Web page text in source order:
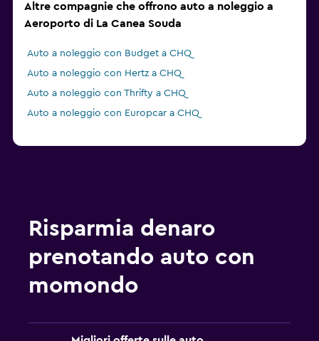
Altre compagnie che offrono auto a noleggio a
Aeroporto di La Canea Souda
Auto a noleggio con Budget a CHQ
Auto a noleggio con Hertz a CHQ
Auto a noleggio con Thrifty a CHQ
Auto a noleggio con Europcar a CHQ
Risparmia denaro
prenotando auto con
momondo